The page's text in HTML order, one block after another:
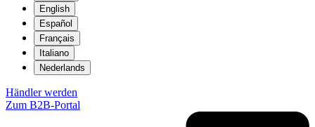
English
Español
Français
Italiano
Nederlands
Händler werden
Zum B2B-Portal